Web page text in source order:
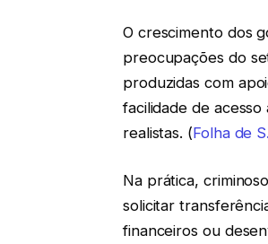
O crescimento dos
preocupações do
produzidas com
facilidade de
realistas. (Folha de
Na prática,
solicitar
financeiros ou